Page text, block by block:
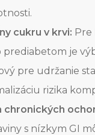
cukru v krvi: Pre
prediabetom je
pre udržanie
rizika
chronických
s nízkym GI